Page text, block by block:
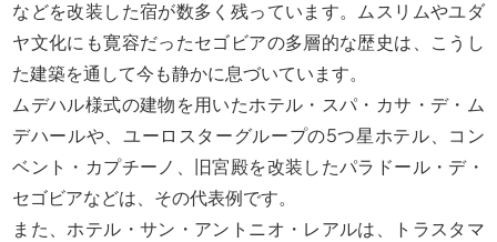
などを改装した宿が数多く残っています。ムスリムやユダ
ヤ文化にも寛容だったセゴビアの多層的な歴史は、こうし
た建築を通して今も静かに息づいています。
ムデハル様式の建物を用いたホテル・スパ・カサ・デ・ム
デハールや、ユーロスターグループの5つ星ホテル、コン
ベント・カプチーノ、旧宮殿を改装したパラドール・デ・
セゴビアなどは、その代表例です。
また、ホテル・サン・アントニオ・レアルは、トラスタマ